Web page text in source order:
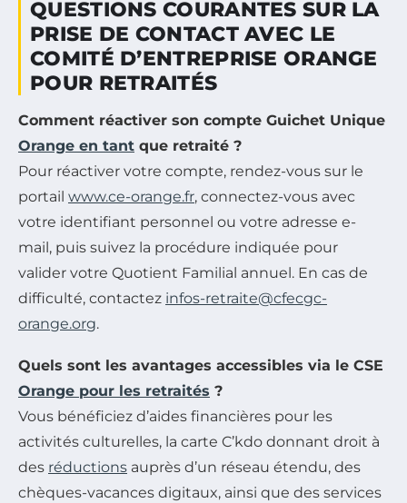
QUESTIONS COURANTES SUR LA
PRISE DE CONTACT AVEC LE
COMITÉ D’ENTREPRISE ORANGE
POUR RETRAITÉS
Comment réactiver son compte Guichet Unique
Orange en tant que retraité ?
Pour réactiver votre compte, rendez-vous sur le
portail www.ce-orange.fr, connectez-vous avec
votre identifiant personnel ou votre adresse e-
mail, puis suivez la procédure indiquée pour
valider votre Quotient Familial annuel. En cas de
difficulté, contactez infos-retraite@cfecgc-
orange.org.
Quels sont les avantages accessibles via le CSE
Orange pour les retraités ?
Vous bénéficiez d’aides financières pour les
activités culturelles, la carte C’kdo donnant droit à
des réductions auprès d’un réseau étendu, des
chèques-vacances digitaux, ainsi que des services